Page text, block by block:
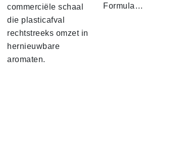
commerciële schaal
die plasticafval
rechtstreeks omzet in
hernieuwbare
aromaten.
Formula…